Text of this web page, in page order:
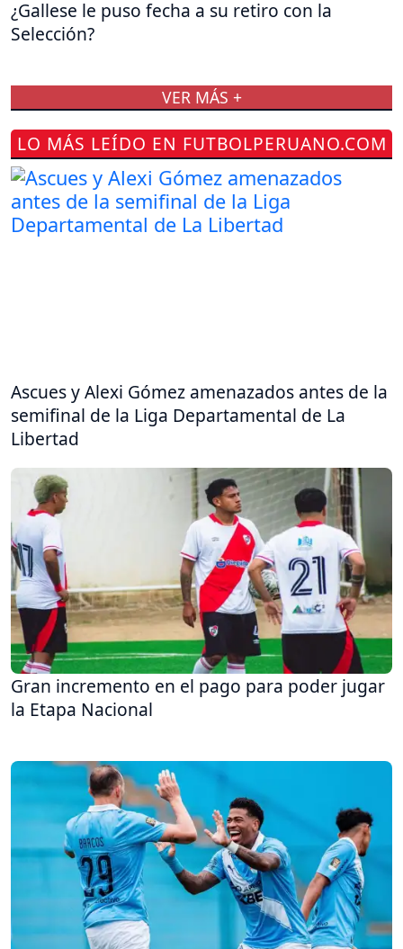
¿Gallese le puso fecha a su retiro con la
Selección?
VER MÁS +
LO MÁS LEÍDO EN FUTBOLPERUANO.COM
Ascues y Alexi Gómez amenazados antes de la
semifinal de la Liga Departamental de La
Libertad
Gran incremento en el pago para poder jugar
la Etapa Nacional